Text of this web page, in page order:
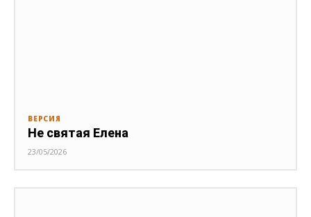
ВЕРСИЯ
Не святая Елена
23/05/2026